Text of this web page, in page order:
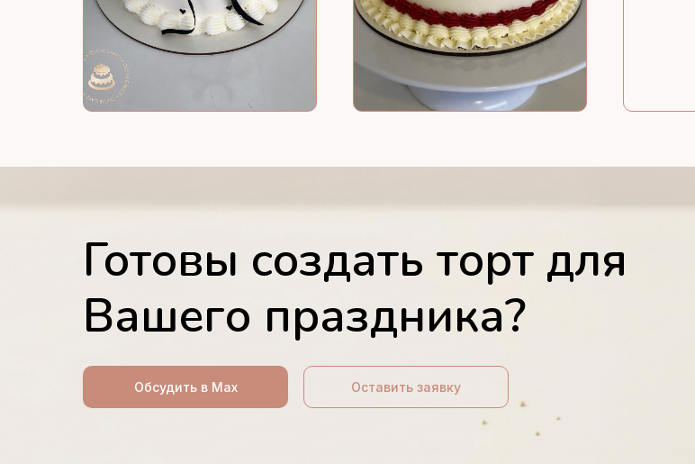
Оставить заявку
Обсудить в Max
Готовы создать торт для
Вашего праздника?